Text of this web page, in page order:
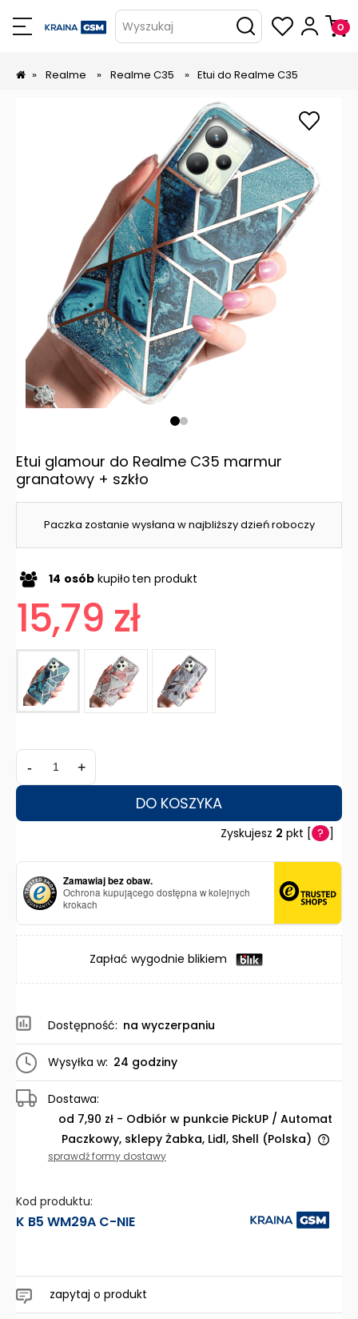
Wyszukaj
» Realme » Realme C35 » Etui do Realme C35
Paczka zostanie wysłana w najbliższy dzień roboczy
Etui glamour do Realme C35 marmur
granatowy + szkło
14 osób kupiło ten produkt
15,79 zł
- +
DO KOSZYKA
Zyskujesz 2 pkt [ ? ]
Zamawiaj bez obaw.
Ochrona kupującego dostępna w kolejnych
krokach
Zapłać wygodnie blikiem
Dostępność: na wyczerpaniu
Wysyłka w: 24 godziny
Dostawa:
od 7,90 zł - Odbiór w punkcie PickUP / Automat
Paczkowy, sklepy Żabka, Lidl, Shell (Polska)
Cena nie zawiera ewentualnych kosztów płatności
sprawdź formy dostawy
Kod produktu:
K B5 WM29A C-NIE
zapytaj o produkt